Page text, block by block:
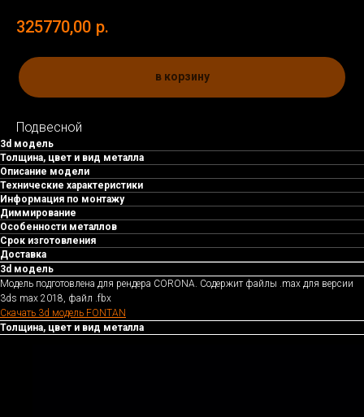
325770,00 р.
в корзину
Подвесной
3d модель
Толщина, цвет и вид металла
Описание модели
Технические характеристики
Информация по монтажу
Диммирование
Особенности металлов
Срок изготовления
Доставка
3d модель
Модель подготовлена для рендера CORONA. Содержит файлы .max для версии
3ds max 2018, файл .fbx
Скачать 3d модель FONTAN
Толщина, цвет и вид металла